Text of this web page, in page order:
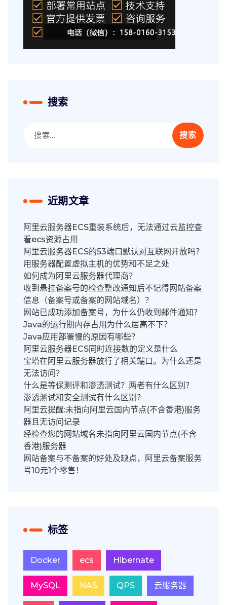
搜索
索：
近期文章
阿里云服务器ECS重装系统后，无法通过云监控查
看ecs资源占用
阿里云服务器ECS的53端口默认对互联网开放吗？
用服务器配置虚拟主机的优势和不足之处
如何成为阿里云服务器代理商？
收到悬挂备案号的检查整改通知后不记得网站备案
信息（备案号或备案的网站域名）？
网站已成功添加备案号，为什么仍收到邮件通知？
Java的运行期内存占用为什么居高不下？
Java应用部署慢的原因有哪些？
阿里云服务器ECS同时连接数的定义是什么
宝塔在阿里云服务器放行了相关端口。为什么还是
无法访问？
什么是等保测评和渗透测试？两者有什么区别？
渗透测试和安全测试有什么区别？
阿里云提醒:未指向阿里云国内节点(不含香港)服务
器且无访问记录
经检查您的网站域名未指向阿里云国内节点(不含
香港)服务器
网站备案与不备案的好处及缺点，阿里云备案服务
号10元1个零售！
标签
Docker ecs Hibernate
MySQL NAS QPS 云服务器